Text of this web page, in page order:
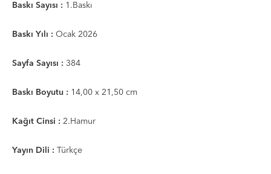
Baskı Sayısı : 1.Baskı
Baskı Yılı : Ocak 2026
Sayfa Sayısı : 384
Baskı Boyutu : 14,00 x 21,50 cm
Kağıt Cinsi : 2.Hamur
Yayın Dili : Türkçe